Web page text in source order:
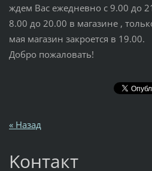
ждем Вас ежедневно с 9.00 до
8.00 до 20.00 в магазине ,
мая магазин закроется в 19.00.
Добро пожаловать!
« Назад
Koнтакт